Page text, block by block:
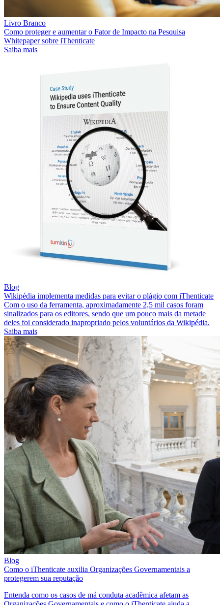
Livro Branco
Como proteger e aumentar o Fator de Impacto na Pesquisa
Whitepaper sobre iThenticate
Saiba mais
Blog
Wikipédia implementa medidas para evitar o plágio com iThenticate
Com o uso da ferramenta, aproximadamente 2,5 mil casos foram
sinalizados para os editores, sendo que um pouco mais da metade
deles foi considerado inapropriado pelos voluntários da Wikipédia.
Saiba mais
Blog
Como o iThenticate auxilia Organizações Governamentais a
protegerem sua reputação
Entenda como os casos de má conduta acadêmica afetam as